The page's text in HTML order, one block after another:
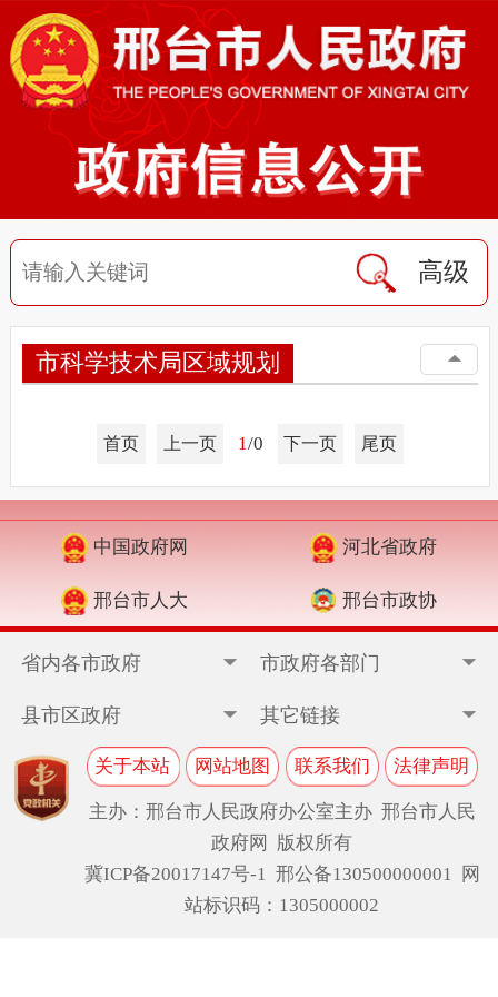
高级
市科学技术局区域规划
首页 上一页 1/0 下一页 尾页
中国政府网 河北省政府
邢台市人大 邢台市政协
省内各市政府 市政府各部门
县市区政府 其它链接
关于本站 网站地图 联系我们 法律声明
主办：邢台市人民政府办公室主办 邢台市人民
政府网 版权所有
冀ICP备20017147号-1 邢公备130500000001 网
站标识码：1305000002